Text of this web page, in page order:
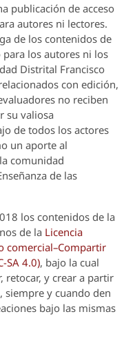
publicación de acceso
autores ni lectores.
de los contenidos de
los autores ni los
Distrital Francisco
con edición,
no reciben
su valiosa
de todos los actores
un aporte al
comunidad
de las
los contenidos de la
de la Licencia
comercial–Compartir
SA 4.0), bajo la cual
retocar, y crear a partir
siempre y cuando den
bajo las mismas